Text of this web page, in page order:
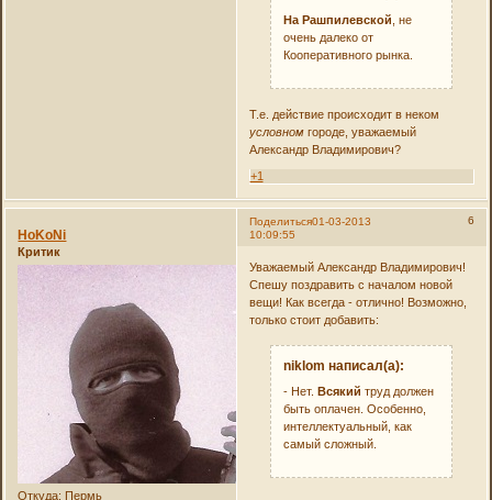
На Рашпилевской , не
очень далеко от
Кооперативного рынка.
Т.е. действие происходит в неком
условномгороде, уважаемый
Александр Владимирович?
+1
Поделиться 6
01-03-2013
10:09:55
HoKoNi
Критик
Откуда: Пермь
Уважаемый Александр Владимирович!
Спешу поздравить с началом новой
вещи! Как всегда - отлично! Возможно,
только стоит добавить:
niklom написал(а):
- Нет. Всякий труд должен
быть оплачен. Особенно,
интеллектуальный, как
самый сложный.